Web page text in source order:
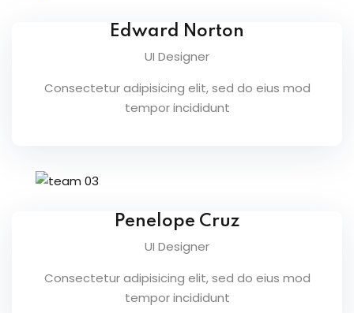
Edward Norton
UI Designer
Consectetur adipisicing elit, sed do eius mod
tempor incididunt
Penelope Cruz
UI Designer
Consectetur adipisicing elit, sed do eius mod
tempor incididunt